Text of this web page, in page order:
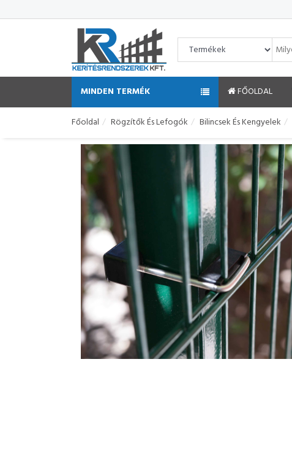
MINDEN TERMÉK FŐOLDAL
Főoldal Rögzítők És Lefogók Bilincsek És Kengyelek